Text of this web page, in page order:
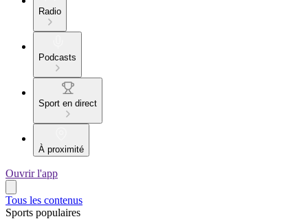
Radio
Podcasts
Sport en direct
À proximité
Ouvrir l'app
Tous les contenus
Sports populaires